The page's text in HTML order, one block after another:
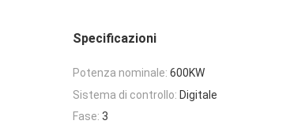
Specificazioni
Potenza nominale: 600KW
Sistema di controllo: Digitale
Fase: 3